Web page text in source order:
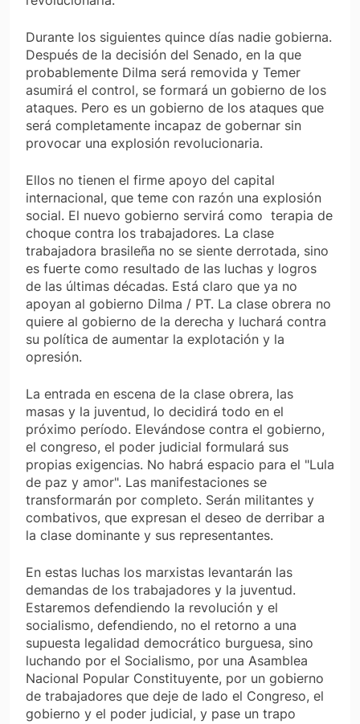
Durante los siguientes quince días nadie gobierna.
Después de la decisión del Senado, en la que
probablemente Dilma será removida y Temer
asumirá el control, se formará un gobierno de los
ataques. Pero es un gobierno de los ataques que
será completamente incapaz de gobernar sin
provocar una explosión revolucionaria.
Ellos no tienen el firme apoyo del capital
internacional, que teme con razón una explosión
social. El nuevo gobierno servirá como terapia de
choque contra los trabajadores. La clase
trabajadora brasileña no se siente derrotada, sino
es fuerte como resultado de las luchas y logros
de las últimas décadas. Está claro que ya no
apoyan al gobierno Dilma / PT. La clase obrera no
quiere al gobierno de la derecha y luchará contra
su política de aumentar la explotación y la
opresión.
La entrada en escena de la clase obrera, las
masas y la juventud, lo decidirá todo en el
próximo período. Elevándose contra el gobierno,
el congreso, el poder judicial formulará sus
propias exigencias. No habrá espacio para el "Lula
de paz y amor". Las manifestaciones se
transformarán por completo. Serán militantes y
combativos, que expresan el deseo de derribar a
la clase dominante y sus representantes.
En estas luchas los marxistas levantarán las
demandas de los trabajadores y la juventud.
Estaremos defendiendo la revolución y el
socialismo, defendiendo, no el retorno a una
supuesta legalidad democrático burguesa, sino
luchando por el Socialismo, por una Asamblea
Nacional Popular Constituyente, por un gobierno
de trabajadores que deje de lado el Congreso, el
gobierno y el poder judicial, y pase un trapo